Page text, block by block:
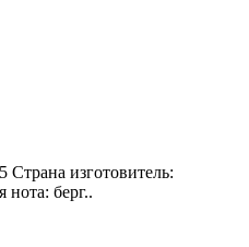
изготовитель:
берг..